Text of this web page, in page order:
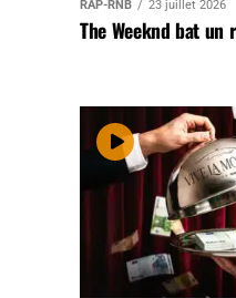
RAP-RNB 23 juillet 2026
The Weeknd bat un